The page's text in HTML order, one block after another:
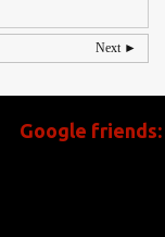
Next ►
Google friends: